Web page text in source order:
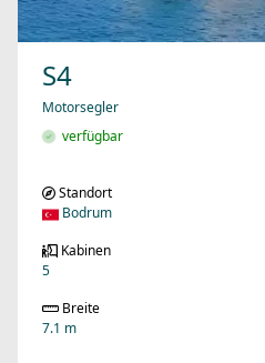
S4
Motorsegler
verfügbar
Standort
Bodrum
Kabinen
5
Breite
7.1 m